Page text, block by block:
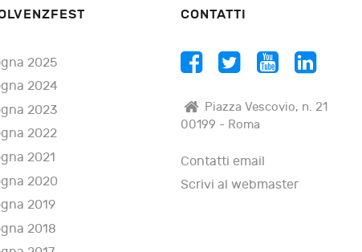
2025
2024
2023
2022
2021
2020
2019
2018
CONTATTI
Piazza Vescovio, n. 21
00199 - Roma
Contatti email
Scrivi al webmaster